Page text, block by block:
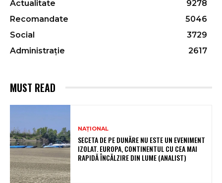
Actualitate
9278
Recomandate
5046
Social
3729
Administrație
2617
MUST READ
NAȚIONAL
SECETA DE PE DUNĂRE NU ESTE UN EVENIMENT
IZOLAT. EUROPA, CONTINENTUL CU CEA MAI
RAPIDĂ ÎNCĂLZIRE DIN LUME (ANALIST)